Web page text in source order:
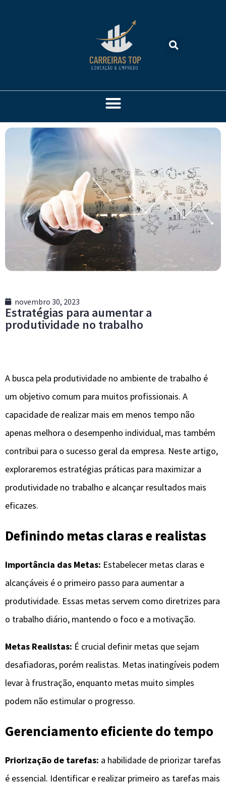
novembro 30, 2023
Estratégias para aumentar a
produtividade no trabalho
A busca pela produtividade no ambiente de trabalho é
um objetivo comum para muitos profissionais. A
capacidade de realizar mais em menos tempo não
apenas melhora o desempenho individual, mas também
contribui para o sucesso geral da empresa. Neste artigo,
exploraremos estratégias práticas para maximizar a
produtividade no trabalho e alcançar resultados mais
eficazes.
Definindo metas claras e realistas
Importância das Metas: Estabelecer metas claras e
alcançáveis é o primeiro passo para aumentar a
produtividade. Essas metas servem como diretrizes para
o trabalho diário, mantendo o foco e a motivação.
Metas Realistas: É crucial definir metas que sejam
desafiadoras, porém realistas. Metas inatingíveis podem
levar à frustração, enquanto metas muito simples
podem não estimular o progresso.
Gerenciamento eficiente do tempo
Priorização de tarefas: a habilidade de priorizar tarefas
é essencial. Identificar e realizar primeiro as tarefas mais